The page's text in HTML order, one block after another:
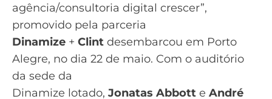
agência/consultoria digital crescer”,
promovido pela parceria
Dinamize + Clint desembarcou em Porto
Alegre, no dia 22 de maio. Com o auditório
da sede da
Dinamize lotado, Jonatas Abbott e André